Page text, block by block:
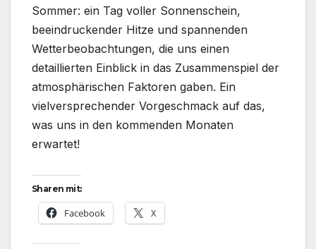
Sommer: ein Tag voller Sonnenschein,
beeindruckender Hitze und spannenden
Wetterbeobachtungen, die uns einen
detaillierten Einblick in das Zusammenspiel der
atmosphärischen Faktoren gaben. Ein
vielversprechender Vorgeschmack auf das,
was uns in den kommenden Monaten
erwartet!
Sharen mit:
Facebook X